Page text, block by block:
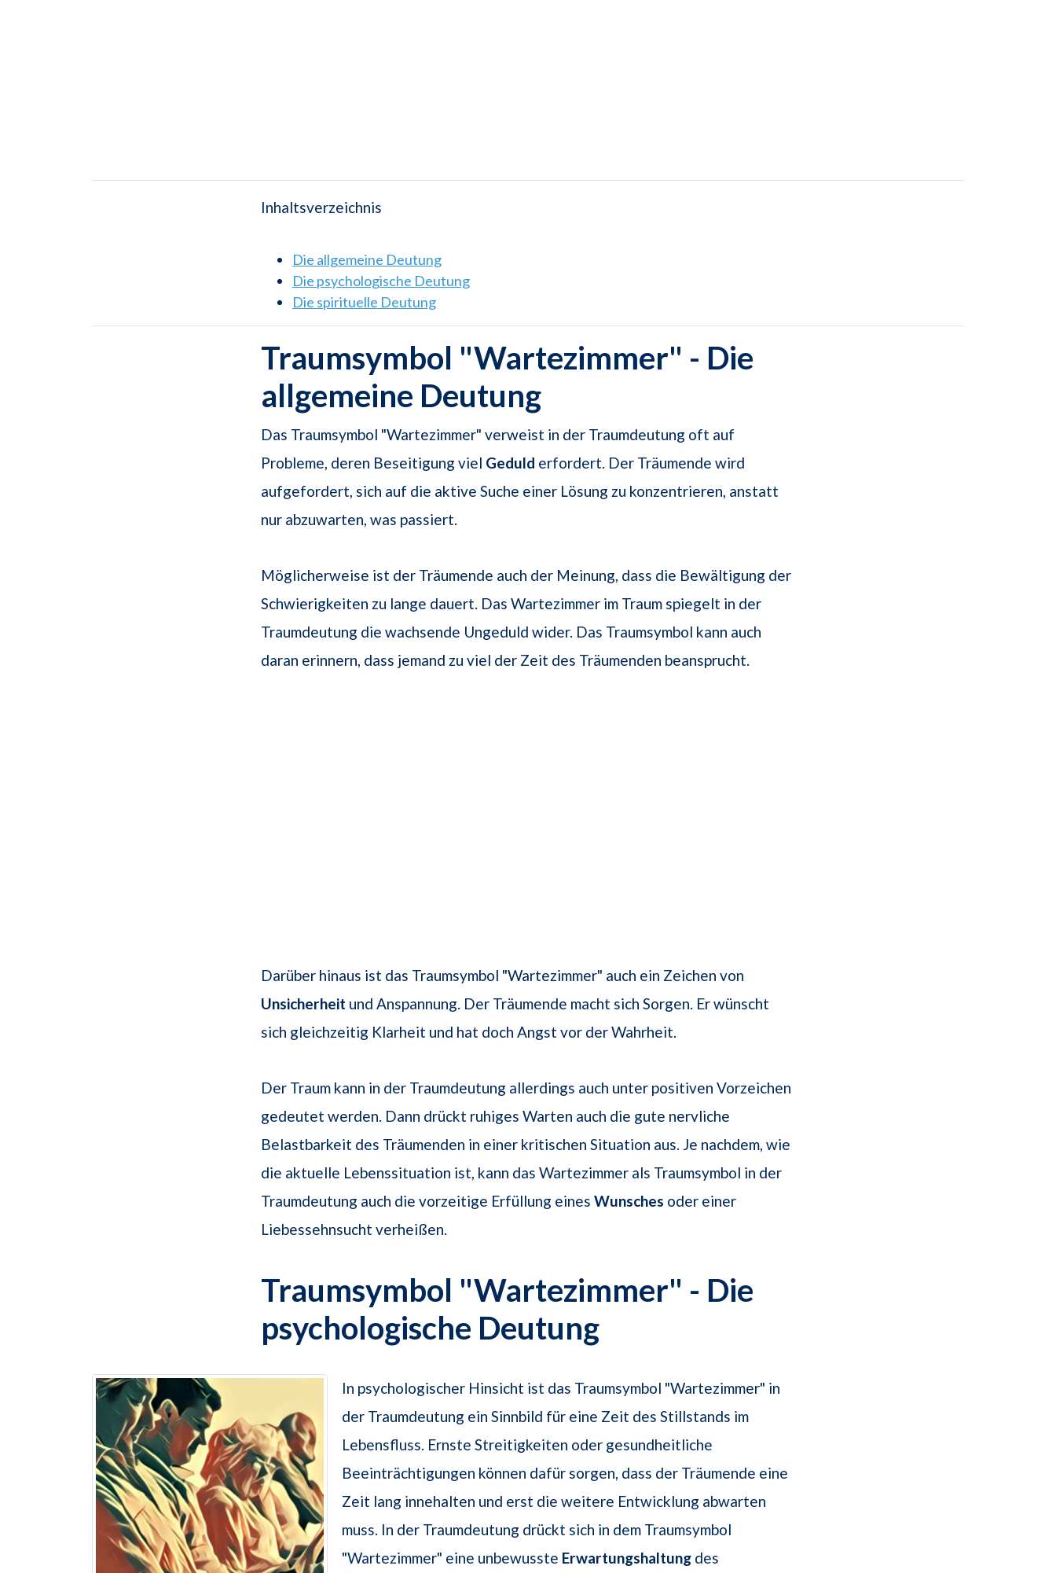
Inhaltsverzeichnis
Die allgemeine Deutung
Die psychologische Deutung
Die spirituelle Deutung
Traumsymbol "Wartezimmer" - Die
allgemeine Deutung
Das Traumsymbol "Wartezimmer" verweist in der Traumdeutung oft auf
Probleme, deren Beseitigung viel Geduld erfordert. Der Träumende wird
aufgefordert, sich auf die aktive Suche einer Lösung zu konzentrieren, anstatt
nur abzuwarten, was passiert.
Möglicherweise ist der Träumende auch der Meinung, dass die Bewältigung der
Schwierigkeiten zu lange dauert. Das Wartezimmer im Traum spiegelt in der
Traumdeutung die wachsende Ungeduld wider. Das Traumsymbol kann auch
daran erinnern, dass jemand zu viel der Zeit des Träumenden beansprucht.
Darüber hinaus ist das Traumsymbol "Wartezimmer" auch ein Zeichen von
Unsicherheit und Anspannung. Der Träumende macht sich Sorgen. Er wünscht
sich gleichzeitig Klarheit und hat doch Angst vor der Wahrheit.
Der Traum kann in der Traumdeutung allerdings auch unter positiven Vorzeichen
gedeutet werden. Dann drückt ruhiges Warten auch die gute nervliche
Belastbarkeit des Träumenden in einer kritischen Situation aus. Je nachdem, wie
die aktuelle Lebenssituation ist, kann das Wartezimmer als Traumsymbol in der
Traumdeutung auch die vorzeitige Erfüllung eines Wunsches oder einer
Liebessehnsucht verheißen.
Traumsymbol "Wartezimmer" - Die
psychologische Deutung
In psychologischer Hinsicht ist das Traumsymbol "Wartezimmer" in
der Traumdeutung ein Sinnbild für eine Zeit des Stillstands im
Lebensfluss. Ernste Streitigkeiten oder gesundheitliche
Beeinträchtigungen können dafür sorgen, dass der Träumende eine
Zeit lang innehalten und erst die weitere Entwicklung abwarten
muss. In der Traumdeutung drückt sich in dem Traumsymbol
"Wartezimmer" eine unbewusste Erwartungshaltung des